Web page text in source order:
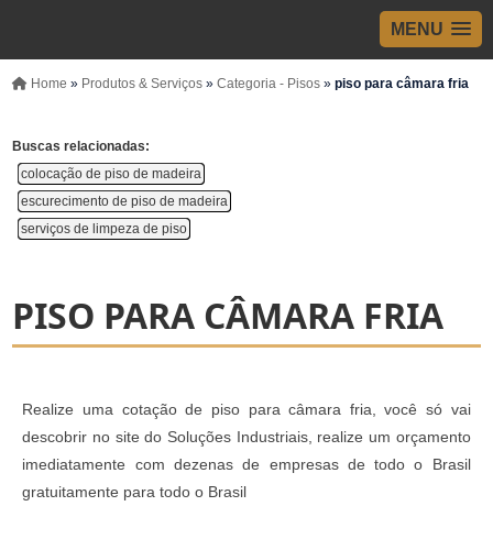
MENU
Home » Produtos & Serviços»Categoria - Pisos»piso para câmara fria
Buscas relacionadas:
colocação de piso de madeira
escurecimento de piso de madeira
serviços de limpeza de piso
PISO PARA CÂMARA FRIA
Realize uma cotação de piso para câmara fria, você só vai
descobrir no site do Soluções Industriais, realize um orçamento
imediatamente com dezenas de empresas de todo o Brasil
gratuitamente para todo o Brasil